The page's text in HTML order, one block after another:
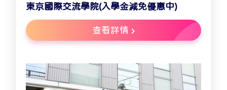
東京國際交流學院(入學金減免優惠中)
查看詳情